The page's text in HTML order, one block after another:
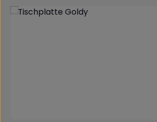
Bildergalerie überspringen